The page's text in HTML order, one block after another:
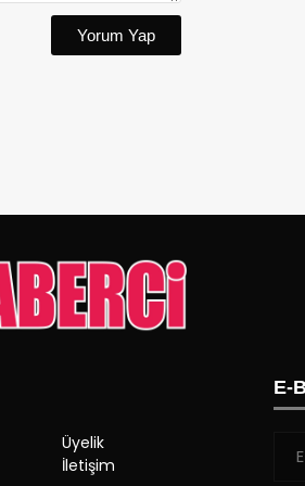
Yorum Yap
Üyelik
İletişim
E-